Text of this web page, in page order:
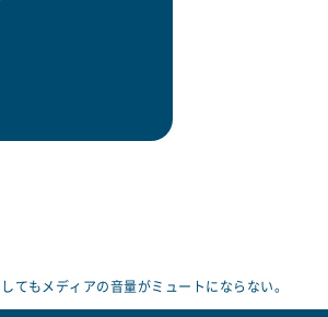
てもメディアの音量がミュートにならない。